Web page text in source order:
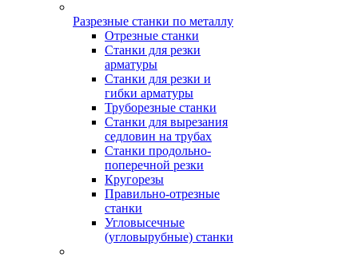
Разрезные станки по металлу
Отрезные станки
Станки для резки
арматуры
Станки для резки и
гибки арматуры
Труборезные станки
Станки для вырезания
седловин на трубаx
Станки продольно-
поперечной резки
Кругорезы
Правильно-отрезные
станки
Угловысечные
(угловырубные) станки